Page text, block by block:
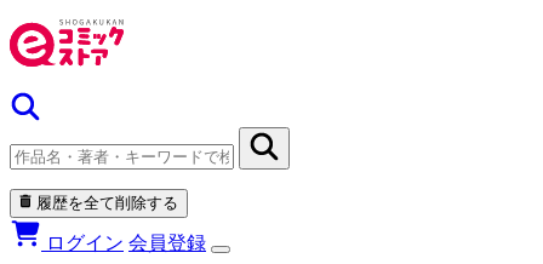
履歴を全て削除する
ログイン 会員登録